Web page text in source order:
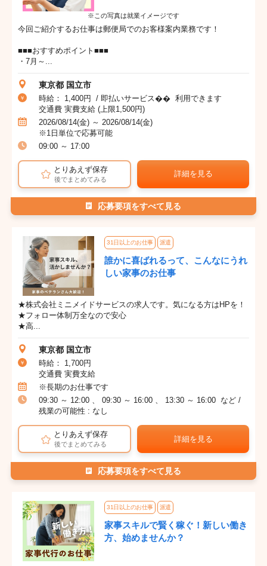
※この写真は就業イメージです
今回ご紹介するお仕事は郵便局でのお客様案内業務です！
■■■おすすめポイント■■■
・7月～...
東京都 国立市
時給： 1,400円 / 即払いサービス�� 利用できます
交通費 実費支給 (上限1,500円)
2026/08/14(金) ～ 2026/08/14(金)
※1日単位で応募可能
09:00 ～ 17:00
とりあえず保存
後でまとめてみる
詳細を見る
応募要項をすべて見る
31日以上のお仕事 派遣
誰かに喜ばれるって、こんなにうれ
しい家事のお仕事
★株式会社ミニメイドサービスの求人です。気になる方はHPを！
★フォロー体制万全なので安心
★高...
東京都 国立市
時給： 1,700円
交通費 実費支給
※長期のお仕事です
09:30 ～ 12:00 、 09:30 ～ 16:00 、 13:30 ～ 16:00 など /
残業の可能性 : なし
とりあえず保存
後でまとめてみる
詳細を見る
応募要項をすべて見る
31日以上のお仕事 派遣
家事スキルで賢く稼ぐ！新しい働き
方、始めませんか？